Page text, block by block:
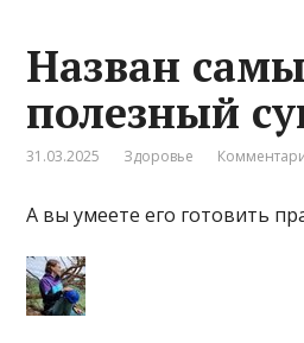
Назван
полезный
31.03.2025 Здоровье
А вы умеете его готовить